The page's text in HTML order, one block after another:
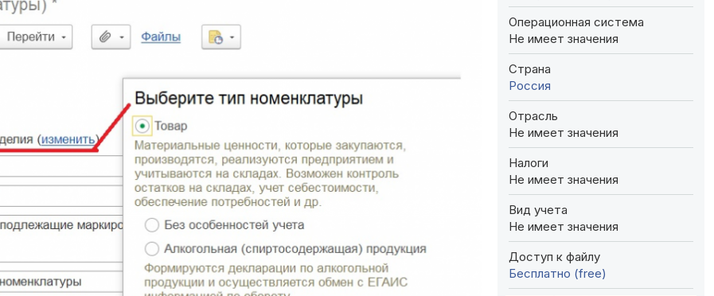
Операционная система
Не имеет значения
Страна
Россия
Отрасль
Не имеет значения
Налоги
Не имеет значения
Вид учета
Не имеет значения
Доступ к файлу
Бесплатно (free)